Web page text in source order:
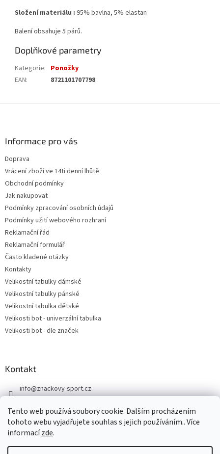
Tento web používá soubory cookie. Dalším procházením
tohoto webu vyjadřujete souhlas s jejich používáním.. Více
informacízde.
Složení materiálu : 95% bavlna, 5% elastan
Balení obsahuje 5 párů.
Doplňkové parametry
Kategorie: Ponožky
EAN: 8721101707798
Informace pro vás
Doprava
Vrácení zboží ve 14ti denní lhůtě
Obchodní podmínky
Jak nakupovat
Podmínky zpracování osobních údajů
Podmínky užití webového rozhraní
Reklamační řád
Reklamační formulář
Často kladené otázky
Kontakty
Velikostní tabulky dámské
Velikostní tabulky pánské
Velikostní tabulka dětské
Velikosti bot - univerzální tabulka
Velikosti bot - dle značek
Kontakt
info@znackovy-sport.cz